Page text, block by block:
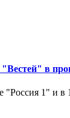
в
"Россия 1" и